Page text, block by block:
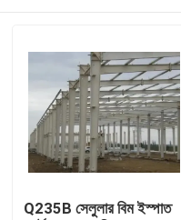
Q235B সেলুলার বিম ইস্পাত